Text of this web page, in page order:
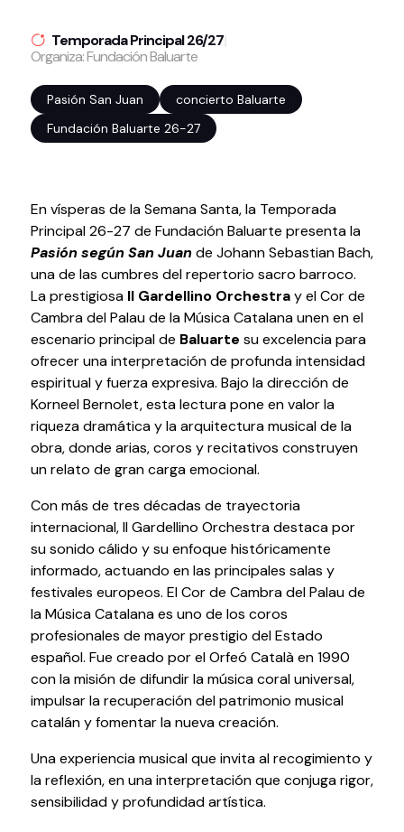
Agenda
Agenda
Histórico
Organiza
Espacios
Tour Virtual
Servicios
Organizar evento
Testimonios
Últimos Eventos
Baluarte
¿Qué es Baluarte?
Taquilla
Cómo llegar
Contacto
Espacio accesible
Actualidad
Noticias
Preguntas frecuentes
Temporada Principal 26/27
Organiza: Fundación Baluarte
Pasión San Juan
concierto Baluarte
Fundación Baluarte 26-27
En vísperas de la Semana Santa, la Temporada
Principal 26-27 de Fundación Baluarte presenta la
Pasión según San Juan de Johann Sebastian Bach,
una de las cumbres del repertorio sacro barroco.
La prestigiosa Il Gardellino Orchestray el Cor de
Cambra del Palau de la Música Catalana unen en el
escenario principal de Baluarte su excelencia para
ofrecer una interpretación de profunda intensidad
espiritual y fuerza expresiva. Bajo la dirección de
Korneel Bernolet, esta lectura pone en valor la
riqueza dramática y la arquitectura musical de la
obra, donde arias, coros y recitativos construyen
un relato de gran carga emocional.
Con más de tres décadas de trayectoria
internacional, Il Gardellino Orchestra destaca por
su sonido cálido y su enfoque históricamente
informado, actuando en las principales salas y
festivales europeos. El Cor de Cambra del Palau de
la Música Catalana es uno de los coros
profesionales de mayor prestigio del Estado
español. Fue creado por el Orfeó Català en 1990
con la misión de difundir la música coral universal,
impulsar la recuperación del patrimonio musical
catalán y fomentar la nueva creación.
Una experiencia musical que invita al recogimiento y
la reflexión, en una interpretación que conjuga rigor,
sensibilidad y profundidad artística.